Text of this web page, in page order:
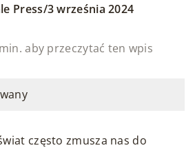
Press/3 września 2024
aby przeczytać ten wpis
często zmusza nas do